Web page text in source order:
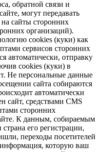
обратной связи и
могут передавать
сайты сторонних
организаций).
cookies (куки) как
сервисов сторонних
автоматически, отправку
cookies (куки) в
Не персональные данные
сайта собираются
автоматически
сайт, средствами CMS
сторонних
К данным, собираемым
его регистрации,
переходы посетителей
которую ваш